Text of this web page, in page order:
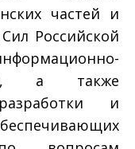
частей и
Российской
а также
и